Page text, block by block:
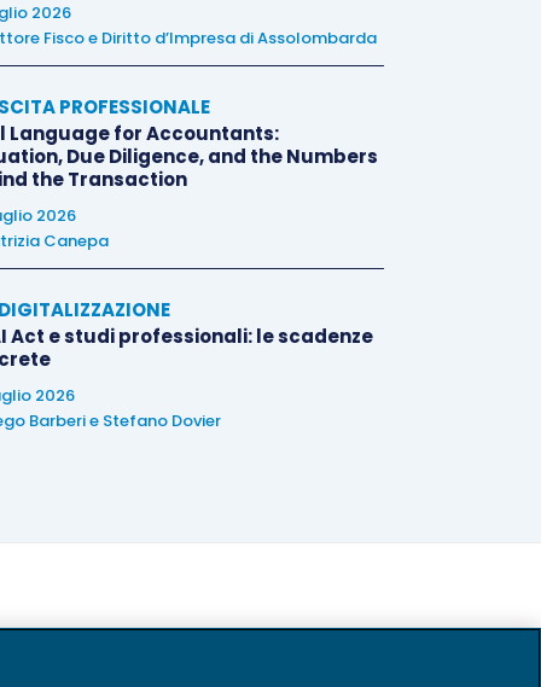
2026
Fisco e Diritto d’Impresa di Assolombarda
PROFESSIONALE
Language for Accountants:
Due Diligence, and the Numbers
the Transaction
2026
Canepa
Act e studi professionali: le scadenze
2026
Barberie Stefano Dovier